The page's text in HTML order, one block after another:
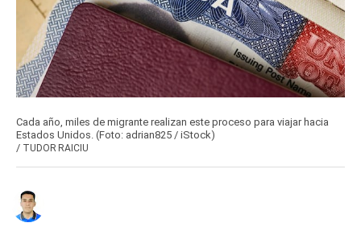
Cada año, miles de migrante realizan este proceso para viajar hacia
Estados Unidos. (Foto: adrian825 / iStock)
/ TUDOR RAICIU